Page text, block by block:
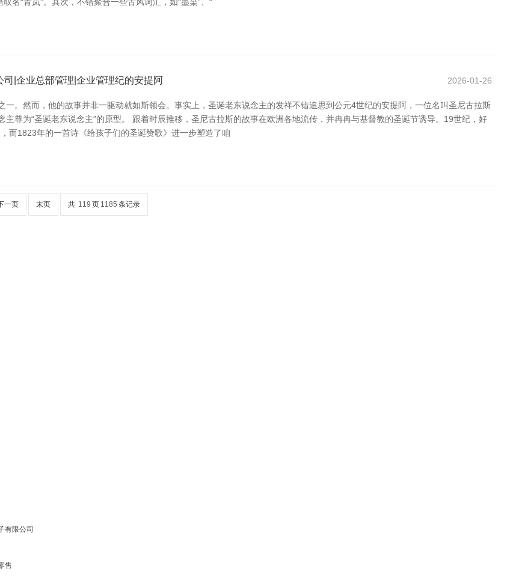
|企业总部管理|企业管理纪的安提阿 2026-01-26
。然而，他的故事并非一驱动就如斯领会。事实上，圣诞老东说念主的发祥不错追思到公元4世纪的安提阿，一位名叫圣尼古拉斯
尊为“圣诞老东说念主”的原型。 跟着时辰推移，圣尼古拉斯的故事在欧洲各地流传，并冉冉与基督教的圣诞节诱导。19世纪，好
而1823年的一首诗《给孩子们的圣诞赞歌》进一步塑造了咱
一页 末页 共 119 页 1185 条记录
有限公司
售